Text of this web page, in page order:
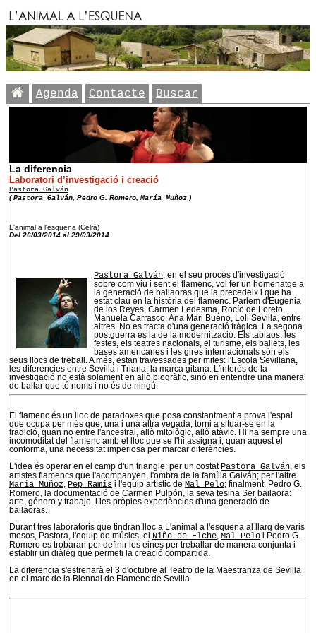
Agenda Contacte Buscar
La diferencia
Laboratori d’investigació i creació
Pastora Galván
(Pastora Galván , Pedro G. Romero, María Muñoz )
L'animal a l'esquena (Celrà)
Del 26/03/2014 al 29/03/2014
Pastora Galván , en el seu procés d'investigació
sobre com viu i sent el flamenc, vol fer un homenatge a
la generació de bailaoras que la precedeix i que ha
estat clau en la història del flamenc. Parlem d'Eugenia
de los Reyes, Carmen Ledesma, Rocío de Loreto,
Manuela Carrasco, Ana Mari Bueno, Loli Sevilla, entre
altres. No es tracta d'una generació tràgica. La segona
postguerra és la de la modernització. Els tablaos, les
festes, els teatres nacionals, el turisme, els ballets, les
bases americanes i les gires internacionals són els
seus llocs de treball. A més, estan travessades per mites: l'Escola Sevillana,
les diferències entre Sevilla i Triana, la marca gitana. L'interès de la
investigació no està solament en allò biogràfic, sinó en entendre una manera
de ballar que té noms i no és de ningú.
El flamenc és un lloc de paradoxes que posa constantment a prova l'espai
que ocupa per més que, una i una altra vegada, torni a situar-se en la
tradició, quan no entre l'ancestral, allò mitològic, allò atàvic. Hi ha sempre una
incomoditat del flamenc amb el lloc que se l'hi assigna i, quan aquest el
conforma, una necessitat imperiosa per marcar diferències.
L'idea és operar en el camp d'un triangle: per un costat Pastora Galván , els
artistes flamencs que l'acompanyen, l'ombra de la família Galván; per l'altre
María Muñoz Pep Ramis i l'equip artístic de Mal Pelo; finalment, Pedro G.
Romero, la documentació de Carmen Pulpón, la seva tesina Ser bailaora:
arte, género y trabajo, i les pròpies experiències d'una generació de
bailaoras.
Durant tres laboratoris que tindran lloc a L'animal a l'esquena al llarg de varis
mesos, Pastora, l'equip de músics, el Niño de Elche Mal Pelo i Pedro G.
Romero es trobaran per definir les eines per treballar de manera conjunta i
establir un diàleg que permeti la creació compartida.
La diferencia s'estrenarà el 3 d'octubre al Teatro de la Maestranza de Sevilla
en el marc de la Biennal de Flamenc de Sevilla